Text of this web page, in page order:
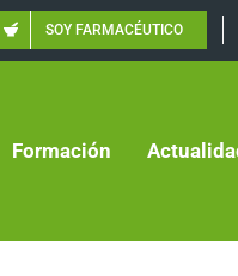
SOY FARMACÉUTICO
Formación